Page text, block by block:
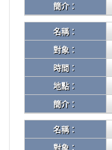
簡介：
名稱：
對象：
時間：
地點：
簡介：
名稱：
對象：